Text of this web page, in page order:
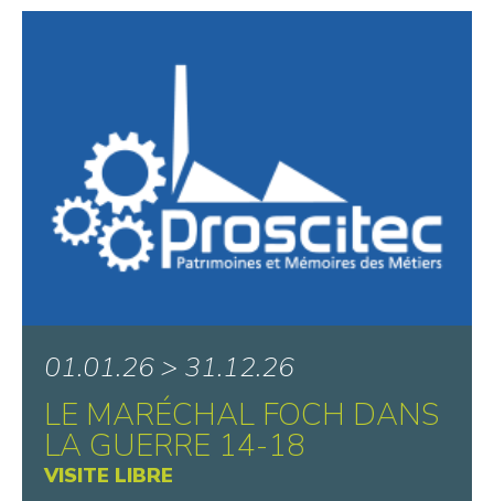
01.01.26 > 31.12.26
LE MARÉCHAL FOCH DANS
LA GUERRE 14-18
VISITE LIBRE